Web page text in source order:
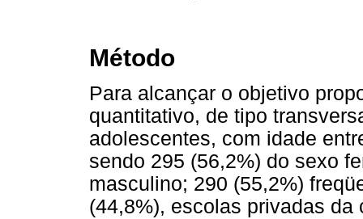
Método
Para alcançar o objetivo
quantitativo, de tipo
adolescentes, com idade
sendo 295 (56,2%) do sexo
masculino; 290 (55,2%)
(44,8%), escolas privadas da